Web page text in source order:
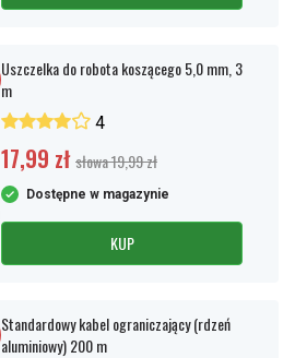
Uszczelka do robota koszącego 5,0 mm, 3
m
4
17,99 zł słowa 19,99 zł
Dostępne w magazynie
KUP
Standardowy kabel ograniczający (rdzeń
aluminiowy) 200 m